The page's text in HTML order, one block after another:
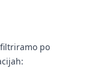
po